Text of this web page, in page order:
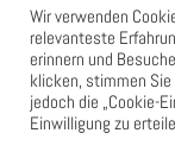
This right
Wir verwenden
relevanteste
erinnern und
klicken, stimmen Sie
jedoch die „Cookie-
Einwilligung zu